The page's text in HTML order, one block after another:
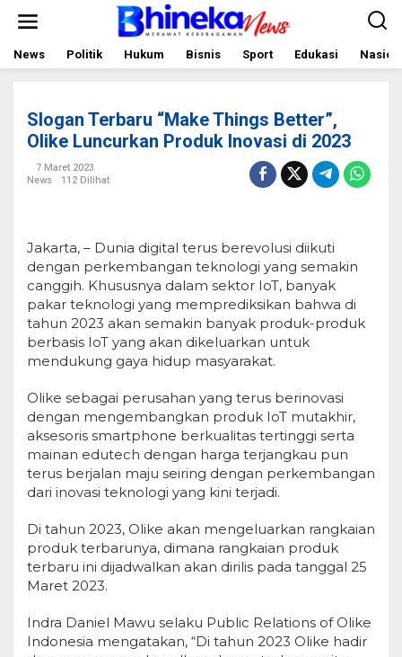
News Politik Hukum Bisnis Sport Edukasi
Slogan Terbaru “Make Things Better”,
Olike Luncurkan Produk Inovasi di 2023
7 Maret 2023
News
112 Dilihat
Jakarta, – Dunia digital terus berevolusi diikuti
dengan perkembangan teknologi yang semakin
canggih. Khususnya dalam sektor IoT, banyak
pakar teknologi yang memprediksikan bahwa di
tahun 2023 akan semakin banyak produk-produk
berbasis IoT yang akan dikeluarkan untuk
mendukung gaya hidup masyarakat.
Olike sebagai perusahan yang terus berinovasi
dengan mengembangkan produk IoT mutakhir,
aksesoris smartphone berkualitas tertinggi serta
mainan edutech dengan harga terjangkau pun
terus berjalan maju seiring dengan perkembangan
dari inovasi teknologi yang kini terjadi.
Di tahun 2023, Olike akan mengeluarkan rangkaian
produk terbarunya, dimana rangkaian produk
terbaru ini dijadwalkan akan dirilis pada tanggal 25
Maret 2023.
Indra Daniel Mawu selaku Public Relations of Olike
Indonesia mengatakan, “Di tahun 2023 Olike hadir